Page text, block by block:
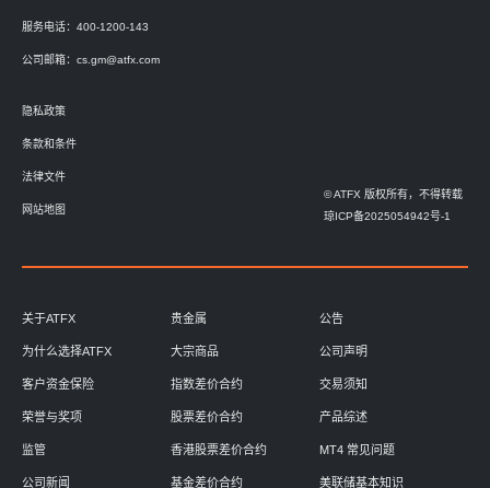
服务电话：400-1200-143
公司邮箱： cs.gm@atfx.com
隐私政策
条款和条件
法律文件
网站地图
© ATFX 版权所有，不得转载
琼ICP备2025054942号-1
关于ATFX
为什么选择ATFX
客户资金保险
荣誉与奖项
监管
公司新闻
贵金属
大宗商品
指数差价合约
股票差价合约
香港股票差价合约
基金差价合约
公告
公司声明
交易须知
产品综述
MT4 常见问题
美联储基本知识